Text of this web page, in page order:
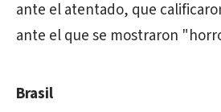
ante el atentado, que
ante el que se mostraron
Brasil